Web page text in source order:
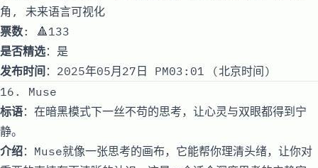
角, 未来语言可视化
票数: 🔺133
是否精选：是
发布时间 ：2025年05月27日 PM03:01 (北京时间)
16. Muse
标语：在暗黑模式下一丝不苟的思考，让心灵与双眼都得到宁
静。
介绍：Muse就像一张思考的画布，它能帮你理清头绪，让你对